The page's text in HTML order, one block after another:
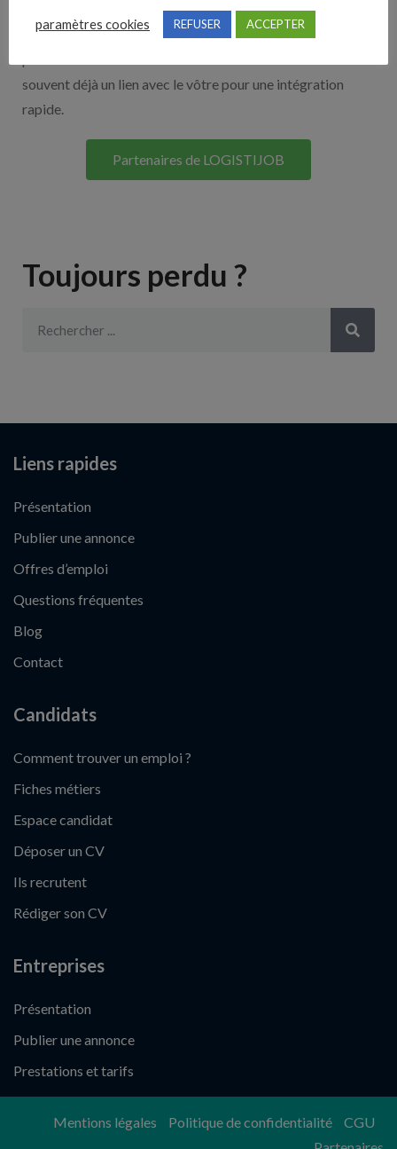
Découvrez nos partenaires ! Moteurs de recherches,
multidiffuseurs, sites payant… nombreux sont nos
souvent déjà un lien avec le vôtre pour une intégration
rapide.
Partenaires de LOGISTIJOB
Toujours perdu ?
Liens rapides
Présentation
Publier une annonce
Offres d’emploi
Questions fréquentes
Blog
Contact
Candidats
Comment trouver un emploi ?
Fiches métiers
Espace candidat
Déposer un CV
Ils recrutent
Rédiger son CV
Entreprises
Présentation
Publier une annonce
Prestations et tarifs
Mentions légales Politique de confidentialité
CGU
paramètres cookies REFUSER ACCEPTER